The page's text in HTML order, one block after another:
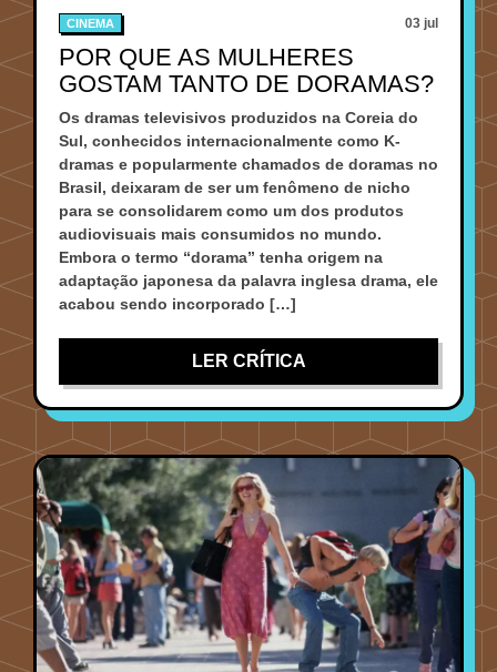
CINEMA 03 jul
POR QUE AS MULHERES
GOSTAM TANTO DE DORAMAS?
Os dramas televisivos produzidos na Coreia do
Sul, conhecidos internacionalmente como K-
dramas e popularmente chamados de doramas no
Brasil, deixaram de ser um fenômeno de nicho
para se consolidarem como um dos produtos
audiovisuais mais consumidos no mundo.
Embora o termo “dorama” tenha origem na
adaptação japonesa da palavra inglesa drama, ele
acabou sendo incorporado […]
LER CRÍTICA